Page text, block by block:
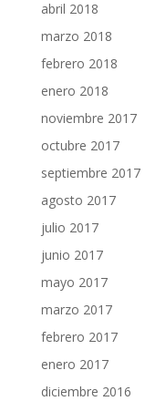
abril 2018
marzo 2018
febrero 2018
enero 2018
noviembre 2017
octubre 2017
septiembre 2017
agosto 2017
julio 2017
junio 2017
mayo 2017
marzo 2017
febrero 2017
enero 2017
diciembre 2016